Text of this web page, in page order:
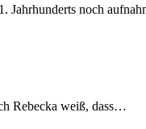
Jahrhunderts noch
Rebecka weiß, dass…